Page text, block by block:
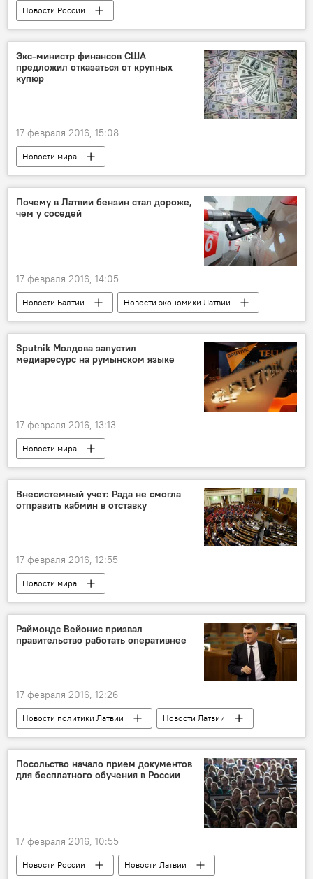
Новости России
Экс-министр финансов США
предложил отказаться от крупных
купюр
17 февраля 2016, 15:08
Новости мира
Почему в Латвии бензин стал дороже,
чем у соседей
17 февраля 2016, 14:05
Новости Балтии
Новости экономики Латвии
Новости Латвии
Sputnik Молдова запустил
медиаресурс на румынском языке
17 февраля 2016, 13:13
Новости мира
Внесистемный учет: Рада не смогла
отправить кабмин в отставку
17 февраля 2016, 12:55
Новости мира
Раймондс Вейонис призвал
правительство работать оперативнее
17 февраля 2016, 12:26
Новости политики Латвии Новости Латвии
Посольство начало прием документов
для бесплатного обучения в России
17 февраля 2016, 10:55
Новости России
Новости Латвии